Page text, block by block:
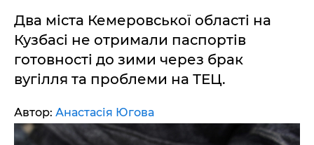
Два міста Кемеровської області на
Кузбасі не отримали паспортів
готовності до зими через брак
вугілля та проблеми на ТЕЦ.
Автор: Анастасія Югова